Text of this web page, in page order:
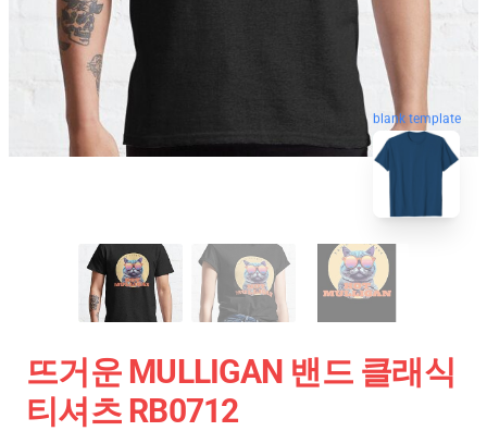
blank template
뜨거운 MULLIGAN 밴드 클래식
티셔츠 RB0712